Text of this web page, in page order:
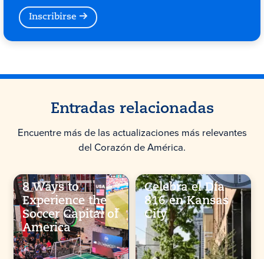
Inscribirse
Entradas relacionadas
Encuentre más de las actualizaciones más relevantes
del Corazón de América.
8 Ways to
Experience the
Soccer Capital of
America
Celebra el Día
816 en Kansas
City